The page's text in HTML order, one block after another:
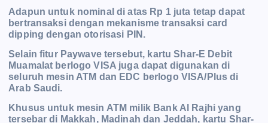
Adapun untuk nominal di atas Rp 1 juta tetap dapat
bertransaksi dengan mekanisme transaksi card
dipping dengan otorisasi PIN.
Selain fitur Paywave tersebut, kartu Shar-E Debit
Muamalat berlogo VISA juga dapat digunakan di
seluruh mesin ATM dan EDC berlogo VISA/Plus di
Arab Saudi.
Khusus untuk mesin ATM milik Bank Al Rajhi yang
tersebar di Makkah, Madinah dan Jeddah, kartu Shar-